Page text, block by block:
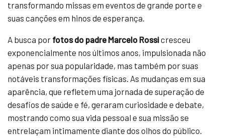
transformando missas em eventos de grande porte e
suas canções em hinos de esperança.
A busca por fotos do padre Marcelo Rossicresceu
exponencialmente nos últimos anos, impulsionada não
apenas por sua popularidade, mas também por suas
notáveis transformações físicas. As mudanças em sua
aparência, que refletem uma jornada de superação de
desafios de saúde e fé, geraram curiosidade e debate,
mostrando como sua vida pessoal e sua missão se
entrelaçam intimamente diante dos olhos do público.